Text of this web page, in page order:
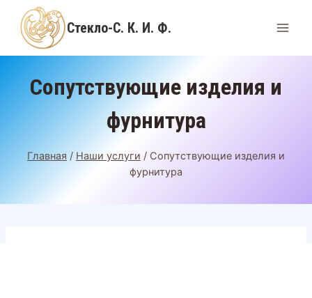
Перейти
содержимому
Стекло-С. К. И. Ф.
Сопутствующие изделия и
фурнитура
Главная / Наши услуги / Сопутствующие изделия и
фурнитура